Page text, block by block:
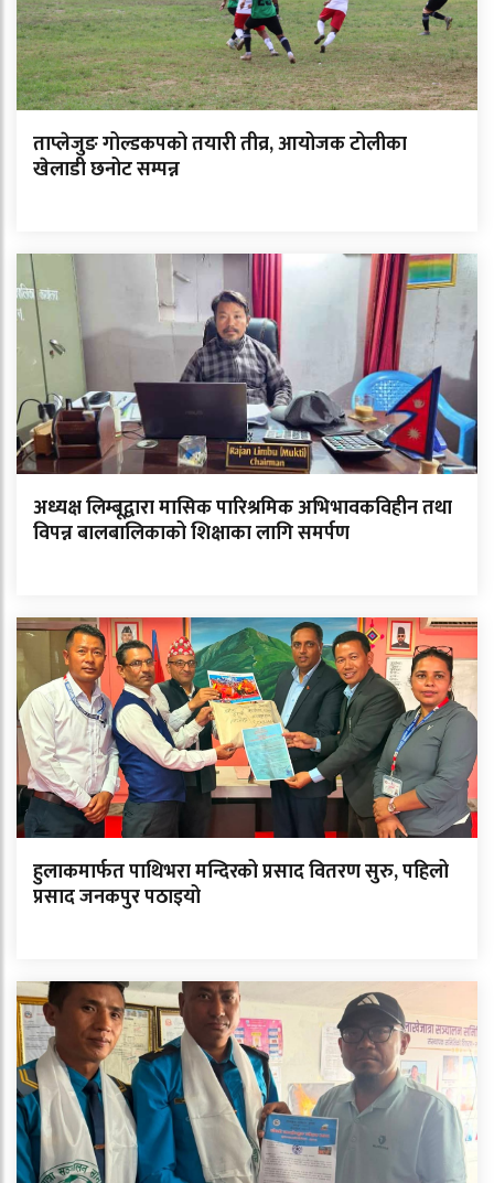
ताप्लेजुङ गोल्डकपको तयारी तीव्र, आयोजक टोलीका
खेलाडी छनोट सम्पन्न
अध्यक्ष लिम्बूद्वारा मासिक पारिश्रमिक अभिभावकविहीन तथा
विपन्न बालबालिकाको शिक्षाका लागि समर्पण
हुलाकमार्फत पाथिभरा मन्दिरको प्रसाद वितरण सुरु, पहिलो
प्रसाद जनकपुर पठाइयो